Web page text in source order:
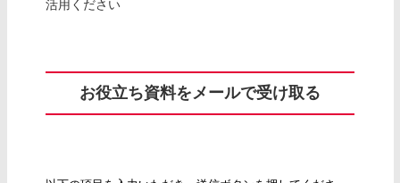
活用ください
お役立ち資料をメールで受け取る